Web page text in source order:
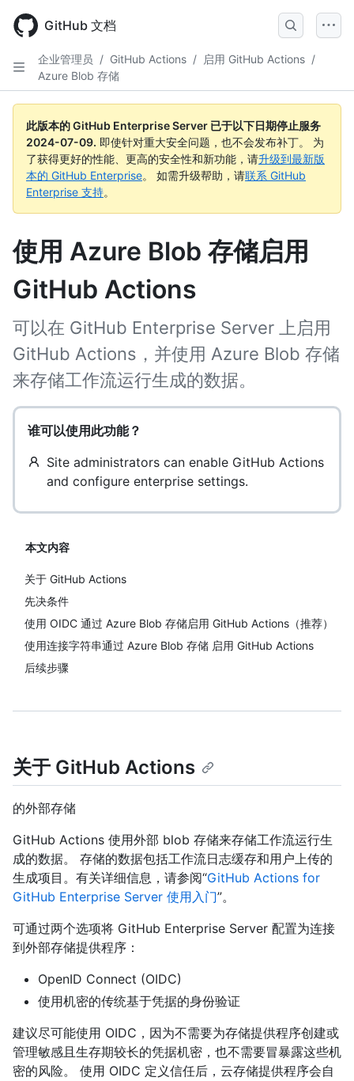
main
content
GitHub 文档
企业管理员 / GitHub Actions / 启用 GitHub Actions /
Azure Blob 存储
此版本的 GitHub Enterprise Server 已于以下日期停止服务
2024-07-09. 即使针对重大安全问题，也不会发布补丁。 为
了获得更好的性能、更高的安全性和新功能，请升级到最新版
本的 GitHub Enterprise。 如需升级帮助，请联系 GitHub
Enterprise 支持。
使用 Azure Blob 存储启用
GitHub Actions
可以在 GitHub Enterprise Server 上启用
GitHub Actions，并使用 Azure Blob 存储
来存储工作流运行生成的数据。
谁可以使用此功能？
Site administrators can enable GitHub Actions
and configure enterprise settings.
本文内容
关于 GitHub Actions
先决条件
使用 OIDC 通过 Azure Blob 存储启用 GitHub Actions（推荐）
使用连接字符串通过 Azure Blob 存储 启用 GitHub Actions
后续步骤
关于 GitHub Actions
的外部存储
GitHub Actions 使用外部 blob 存储来存储工作流运行生
成的数据。 存储的数据包括工作流日志缓存和用户上传的
生成项目。有关详细信息，请参阅“GitHub Actions for
GitHub Enterprise Server 使用入门”。
可通过两个选项将 GitHub Enterprise Server 配置为连接
到外部存储提供程序：
OpenID Connect (OIDC)
使用机密的传统基于凭据的身份验证
建议尽可能使用 OIDC，因为不需要为存储提供程序创建或
管理敏感且生存期较长的凭据机密，也不需要冒暴露这些机
密的风险。 使用 OIDC 定义信任后，云存储提供程序会自